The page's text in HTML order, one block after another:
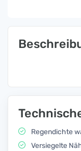
Regendichte
Versiegelte